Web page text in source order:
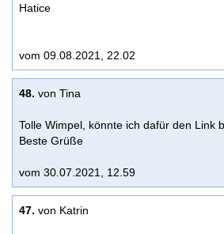
Hatice
vom 09.08.2021, 22.02
48. von Tina
Tolle Wimpel, könnte ich dafür den Link
Beste Grüße
vom 30.07.2021, 12.59
47. von Katrin